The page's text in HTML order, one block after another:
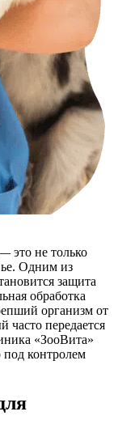
это не только
Одним из
защита
обработка
организм от
часто передается
«ЗооВита»
под контролем